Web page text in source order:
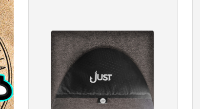
Longboard sock cover 8'6'' - Funda de surf,
JUST
Marcas|
Ancho|
Tamano|265cm